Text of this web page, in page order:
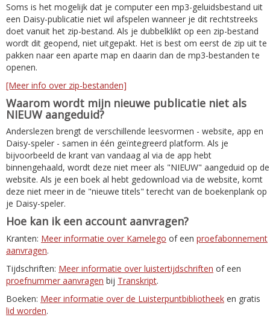
Soms is het mogelijk dat je computer een mp3-geluidsbestand uit
een Daisy-publicatie niet wil afspelen wanneer je dit rechtstreeks
doet vanuit het zip-bestand. Als je dubbelklikt op een zip-bestand
wordt dit geopend, niet uitgepakt. Het is best om eerst de zip uit te
pakken naar een aparte map en daarin dan de mp3-bestanden te
openen.
[Meer info over zip-bestanden]
Waarom wordt mijn nieuwe publicatie niet als
NIEUW aangeduid?
Anderslezen brengt de verschillende leesvormen - website, app en
Daisy-speler - samen in één geïntegreerd platform. Als je
bijvoorbeeld de krant van vandaag al via de app hebt
binnengehaald, wordt deze niet meer als "NIEUW" aangeduid op de
website. Als je een boek al hebt gedownload via de website, komt
deze niet meer in de "nieuwe titels" terecht van de boekenplank op
je Daisy-speler.
Hoe kan ik een account aanvragen?
Kranten: Meer informatie over Kamelego of een proefabonnement
aanvragen.
Tijdschriften: Meer informatie over luistertijdschriften of een
proefnummer aanvragen bij Transkript.
Boeken: Meer informatie over de Luisterpuntbibliotheek en gratis
lid worden.